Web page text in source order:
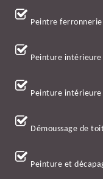
Peintre
Peinture intérieure
Peinture intérieure
Démoussage de
Peinture et